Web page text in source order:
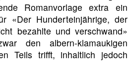
Romanvorlage extra ein
«Der Hunderteinjährige, der
bezahlte und verschwand»
den albern-klamaukigen
Teils trifft, inhaltlich jedoch